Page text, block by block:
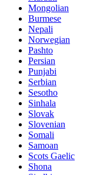
Mongolian
Burmese
Nepali
Norwegian
Pashto
Persian
Punjabi
Serbian
Sesotho
Sinhala
Slovak
Slovenian
Somali
Samoan
Scots Gaelic
Shona